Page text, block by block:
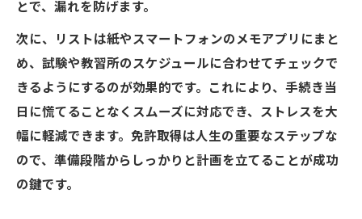
自動車学校入校手続き時の準備ポイント
免許取得時に確認したい本人確認書類
教習所で忘れがちな必要なものチェック
住民票の有効期限に要注意の理由
免許取得で住民票の期限切れを防ぐ方法
運転免許試験で使える住民票の条件とは
とで、漏れを防げます。
次に、リストは紙やスマートフォンのメモアプリにまと
め、試験や教習所のスケジュールに合わせてチェックで
きるようにするのが効果的です。これにより、手続き当
日に慌てることなくスムーズに対応でき、ストレスを大
幅に軽減できます。免許取得は人生の重要なステップな
ので、準備段階からしっかりと計画を立てることが成功
の鍵です。